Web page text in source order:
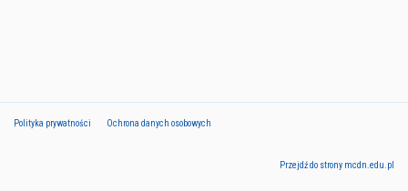
Polityka prywatności Ochrona danych osobowych
Przejdź do strony mcdn.edu.pl